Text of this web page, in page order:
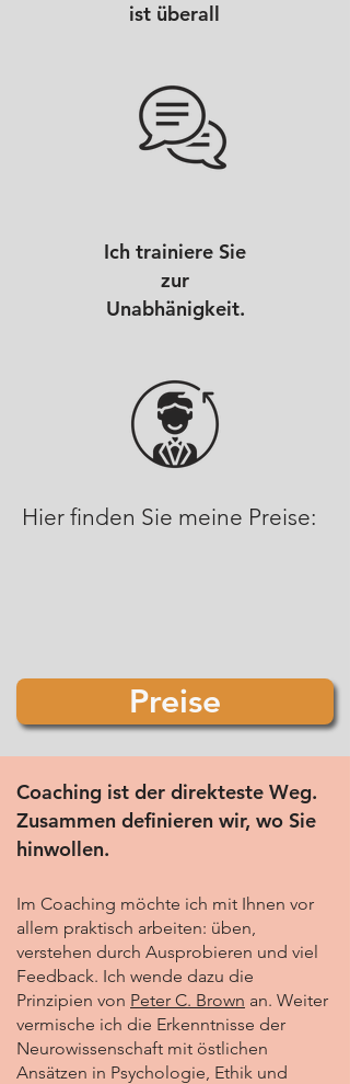
ist überall
Ich trainiere Sie
zur
Unabhänigkeit.
Hier finden Sie meine Preise:
Preise
Coaching ist der direkteste Weg.
Zusammen definieren wir, wo Sie
hinwollen.
Im Coaching möchte ich mit Ihnen vor
allem praktisch arbeiten: üben,
verstehen durch Ausprobieren und viel
Feedback. Ich wende dazu die
Prinzipien von Peter C. Brown an. Weiter
vermische ich die Erkenntnisse der
Neurowissenschaft mit östlichen
Ansätzen in Psychologie, Ethik und